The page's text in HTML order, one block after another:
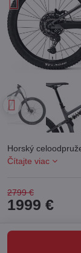
Horský
Čítajte viac
2799 €
1999 €